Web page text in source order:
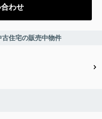
わせ
住宅の販売中物件